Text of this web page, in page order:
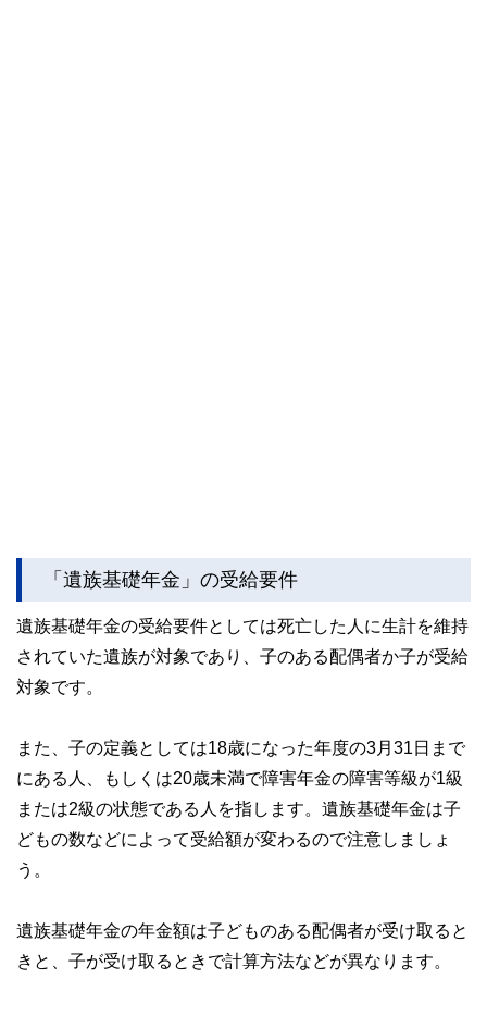
「遺族基礎年金」の受給要件
遺族基礎年金の受給要件としては死亡した人に生計を維持
されていた遺族が対象であり、子のある配偶者か子が受給
対象です。
また、子の定義としては18歳になった年度の3月31日まで
にある人、もしくは20歳未満で障害年金の障害等級が1級
または2級の状態である人を指します。遺族基礎年金は子
どもの数などによって受給額が変わるので注意しましょ
う。
遺族基礎年金の年金額は子どものある配偶者が受け取ると
きと、子が受け取るときで計算方法などが異なります。